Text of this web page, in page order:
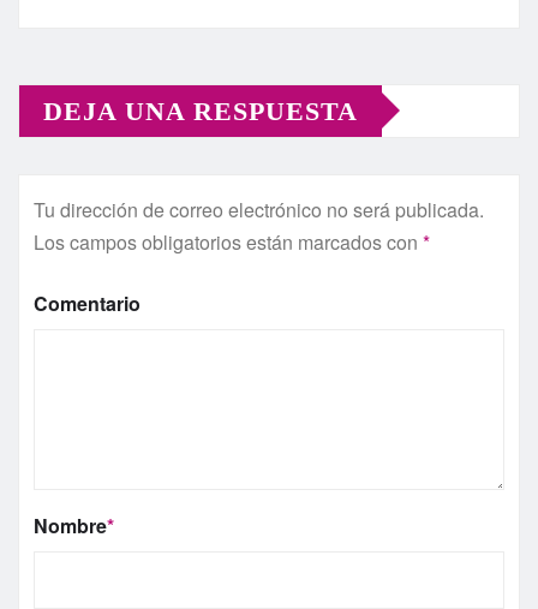
DEJA UNA RESPUESTA
Tu dirección de correo electrónico no será publicada.
Los campos obligatorios están marcados con *
Comentario
Nombre*